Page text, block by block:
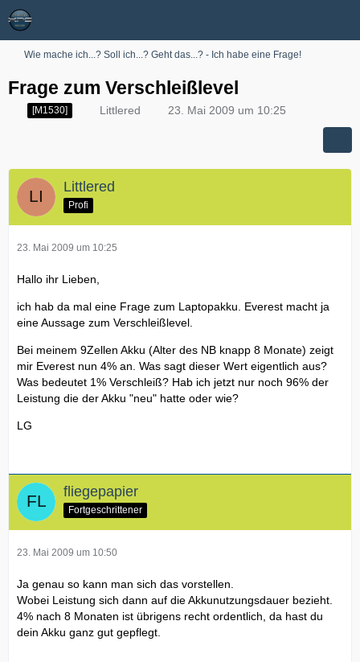
Wie mache ich...? Soll ich...? Geht das...? - Ich habe eine Frage!
Frage zum Verschleißlevel
[M1530] Littlered 23. Mai 2009 um 10:25
Littlered
Profi
23. Mai 2009 um 10:25
Hallo ihr Lieben,
ich hab da mal eine Frage zum Laptopakku. Everest macht ja
eine Aussage zum Verschleißlevel.
Bei meinem 9Zellen Akku (Alter des NB knapp 8 Monate) zeigt
mir Everest nun 4% an. Was sagt dieser Wert eigentlich aus?
Was bedeutet 1% Verschleiß? Hab ich jetzt nur noch 96% der
Leistung die der Akku "neu" hatte oder wie?
LG
fliegepapier
Fortgeschrittener
23. Mai 2009 um 10:50
Ja genau so kann man sich das vorstellen.
Wobei Leistung sich dann auf die Akkunutzungsdauer bezieht.
4% nach 8 Monaten ist übrigens recht ordentlich, da hast du
dein Akku ganz gut gepflegt.